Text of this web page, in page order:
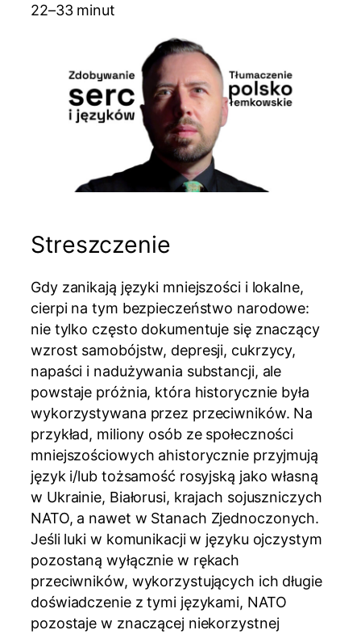
22–33 minut
Streszczenie
Gdy zanikają języki mniejszości i lokalne,
cierpi na tym bezpieczeństwo narodowe:
nie tylko często dokumentuje się znaczący
wzrost samobójstw, depresji, cukrzycy,
napaści i nadużywania substancji, ale
powstaje próżnia, która historycznie była
wykorzystywana przez przeciwników. Na
przykład, miliony osób ze społeczności
mniejszościowych ahistorycznie przyjmują
język i/lub tożsamość rosyjską jako własną
w Ukrainie, Białorusi, krajach sojuszniczych
NATO, a nawet w Stanach Zjednoczonych.
Jeśli luki w komunikacji w języku ojczystym
pozostaną wyłącznie w rękach
przeciwników, wykorzystujących ich długie
doświadczenie z tymi językami, NATO
pozostaje w znaczącej niekorzystnej